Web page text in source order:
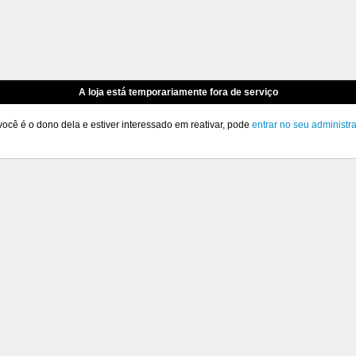
A loja está temporariamente fora de serviço
é o dono dela e estiver interessado em reativar, pode entrar no seu